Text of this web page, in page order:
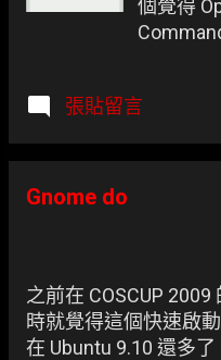
個覺得
了不少的
硬體)裡
是一直
體驗一下
啦，不管
行的通喔
張貼留言
Gnome do
之前在 COSCUP
時就覺得這個快速啟
在 Ubuntu 9.10 還多